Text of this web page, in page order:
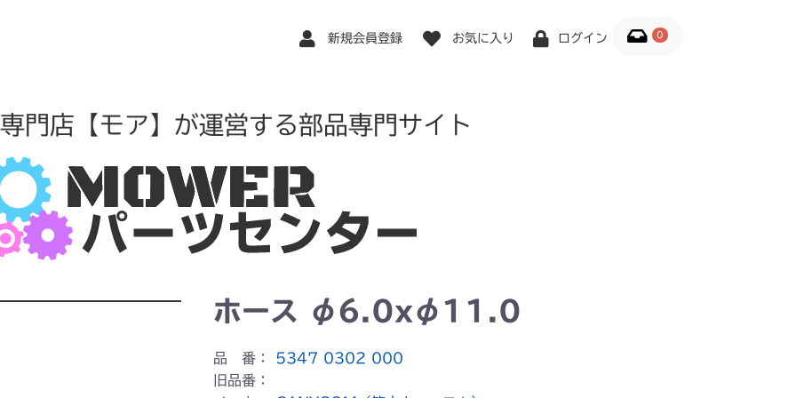
新規会員登録 お気に入り ログイン 0
門店【モア】が運営する部品専門サイト
ホース φ6.0xφ11.0
品 番：
5347 0302 000
旧品番：